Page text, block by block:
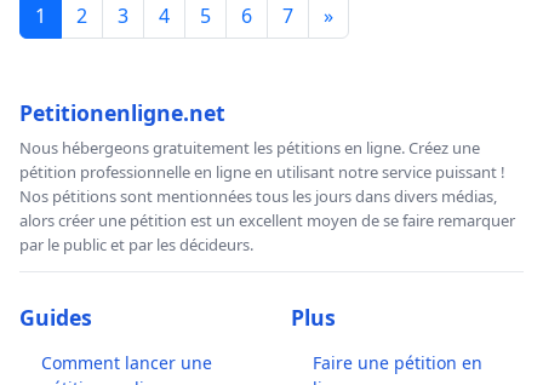
1 2 3 4 5 6 7 »
Petitionenligne.net
Nous hébergeons gratuitement les pétitions en ligne. Créez une
pétition professionnelle en ligne en utilisant notre service puissant !
Nos pétitions sont mentionnées tous les jours dans divers médias,
alors créer une pétition est un excellent moyen de se faire remarquer
par le public et par les décideurs.
Guides
Comment lancer une
Plus
Faire une pétition en